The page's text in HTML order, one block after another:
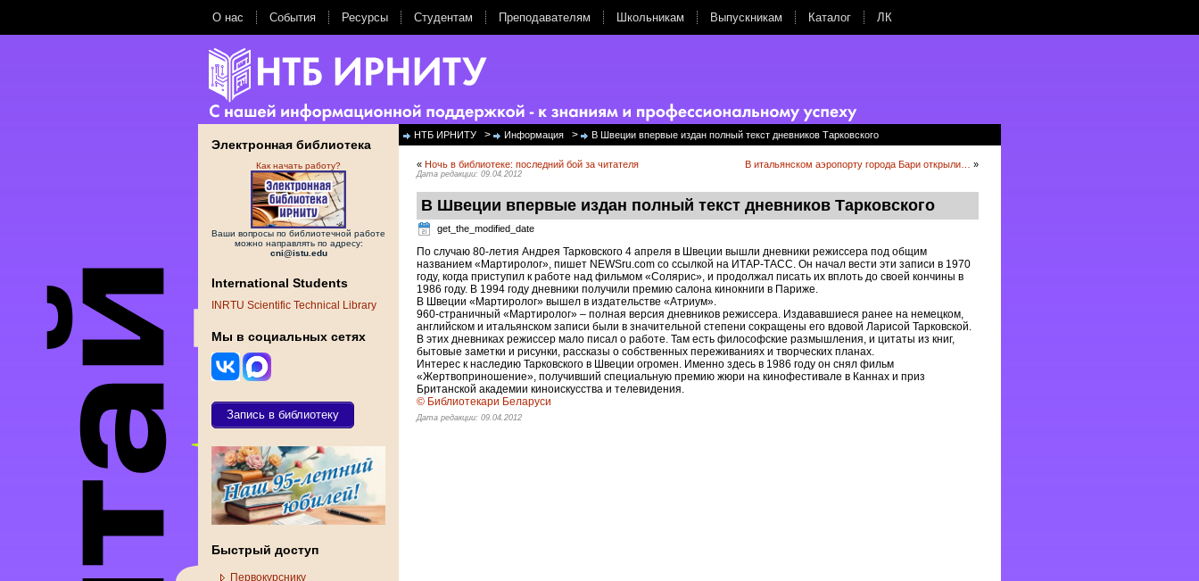
О нас События Ресурсы Студентам Преподавателям Школьникам Выпускникам Каталог ЛК
Электронная библиотека
Как начать работу?
Ваши вопросы по библиотечной работе
можно направлять по адресу:
cni@istu.edu
International Students
INRTU Scientific Technical Library
Мы в социальных сетях
Запись в библиотеку
Быстрый доступ
Первокурснику
НТБ ИРНИТУ > Информация > В Швеции впервые издан полный текст дневников Тарковского
« Ночь в библиотеке: последний бой за читателя В итальянском аэропорту города Бари открыли… »
Дата редакции: 09.04.2012
В Швеции впервые издан полный текст дневников Тарковского
get_the_modified_date
По случаю 80-летия Андрея Тарковского 4 апреля в Швеции вышли дневники режиссера под общим
названием «Мартиролог», пишет NEWSru.com со ссылкой на ИТАР-ТАСС. Он начал вести эти записи в 1970
году, когда приступил к работе над фильмом «Солярис», и продолжал писать их вплоть до своей кончины в
1986 году. В 1994 году дневники получили премию салона кинокниги в Париже.
В Швеции «Мартиролог» вышел в издательстве «Атриум».
960-страничный «Мартиролог» – полная версия дневников режиссера. Издававшиеся ранее на немецком,
английском и итальянском записи были в значительной степени сокращены его вдовой Ларисой Тарковской.
В этих дневниках режиссер мало писал о работе. Там есть философские размышления, и цитаты из книг,
бытовые заметки и рисунки, рассказы о собственных переживаниях и творческих планах.
Интерес к наследию Тарковского в Швеции огромен. Именно здесь в 1986 году он снял фильм
«Жертвоприношение», получивший специальную премию жюри на кинофестивале в Каннах и приз
Британской академии киноискусства и телевидения.
© Библиотекари Беларуси
Дата редакции: 09.04.2012